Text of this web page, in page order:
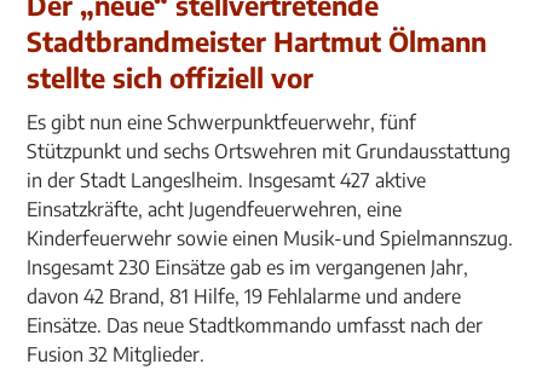
Stadtbrandmeister Hartmut Ölmann
stellte sich offiziell vor
Es gibt nun eine Schwerpunktfeuerwehr, fünf
Stützpunkt und sechs Ortswehren mit Grundausstattung
in der Stadt Langeslheim. Insgesamt 427 aktive
Einsatzkräfte, acht Jugendfeuerwehren, eine
Kinderfeuerwehr sowie einen Musik-und Spielmannszug.
Insgesamt 230 Einsätze gab es im vergangenen Jahr,
davon 42 Brand, 81 Hilfe, 19 Fehlalarme und andere
Einsätze. Das neue Stadtkommando umfasst nach der
Fusion 32 Mitglieder.